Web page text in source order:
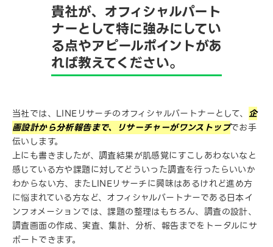
貴社が、オフィシャルパート
ナーとして特に強みにしてい
る点やアピールポイントがあ
れば教えてください。
当社では、LINEリサーチのオフィシャルパートナーとして、 企
画設計から分析報告まで、リサーチャーがワンストップでお手
伝いします。
上にも書きましたが、調査結果が肌感覚にすこしあわないなと
感じている方や課題に対してどういった調査を行ったらいいか
わからない方、またLINEリサーチに興味はあるけれど進め方
に悩まれている方など、オフィシャルパートナーである日本イ
ンフォメーションでは、課題の整理はもちろん、調査の設計、
調査画面の作成、実査、集計、分析、報告までをトータルにサ
ポートできます。